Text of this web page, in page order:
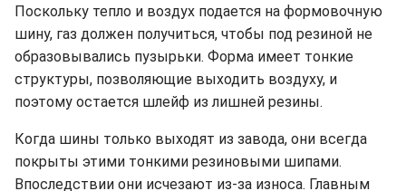
Поскольку тепло и воздух подается на формовочную
шину, газ должен получиться, чтобы под резиной не
образовывались пузырьки. Форма имеет тонкие
структуры, позволяющие выходить воздуху, и
поэтому остается шлейф из лишней резины.
Когда шины только выходят из завода, они всегда
покрыты этими тонкими резиновыми шипами.
Впоследствии они исчезают из-за износа. Главным